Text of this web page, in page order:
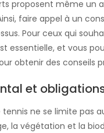
proposent même un
faire appel à un
Pour ceux qui
essentielle, et vous
obtenir des conseils
et
ne se limite pas
la végétation et la